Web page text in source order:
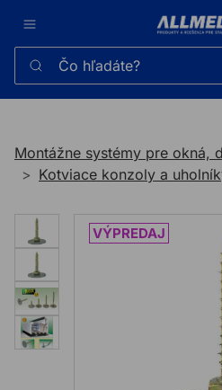
Čo hľadáte?
Montážne systémy pre okná,
Kotviace konzoly a